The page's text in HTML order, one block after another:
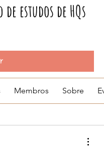
estudos de HQs
Membros Sobre